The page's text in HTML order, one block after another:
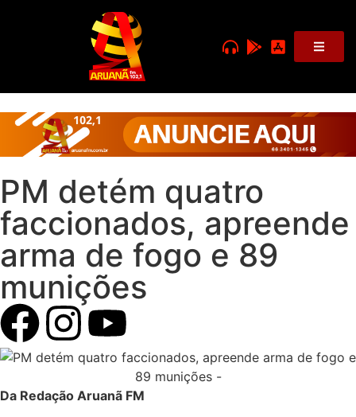
PM detém quatro
faccionados, apreende
arma de fogo e 89
munições
Da Redação Aruanã FM